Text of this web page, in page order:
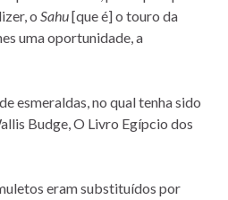
o Sahu[que é] o touro da
uma oportunidade, a
esmeraldas, no qual tenha sido
Budge, O Livro Egípcio dos
eram substituídos por